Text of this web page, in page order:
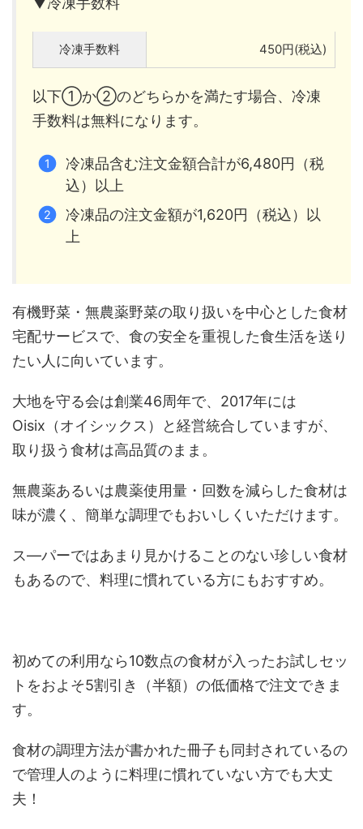
冷凍手数料 450円(税込)
以下①か②のどちらかを満たす場合、冷凍
手数料は無料になります。
冷凍品含む注文金額合計が6,480円（税
込）以上
冷凍品の注文金額が1,620円（税込）以
上
有機野菜・無農薬野菜の取り扱いを中心とした食材
宅配サービスで、食の安全を重視した食生活を送り
たい人に向いています。
大地を守る会は創業46周年で、2017年には
Oisix（オイシックス）と経営統合していますが、
取り扱う食材は高品質のまま。
無農薬あるいは農薬使用量・回数を減らした食材は
味が濃く、簡単な調理でもおいしくいただけます。
ス―パーではあまり見かけることのない珍しい食材
もあるので、料理に慣れている方にもおすすめ。
初めての利用なら10数点の食材が入ったお試しセッ
トをおよそ5割引き（半額）の低価格で注文できま
す。
食材の調理方法が書かれた冊子も同封されているの
で管理人のように料理に慣れていない方でも大丈
夫！